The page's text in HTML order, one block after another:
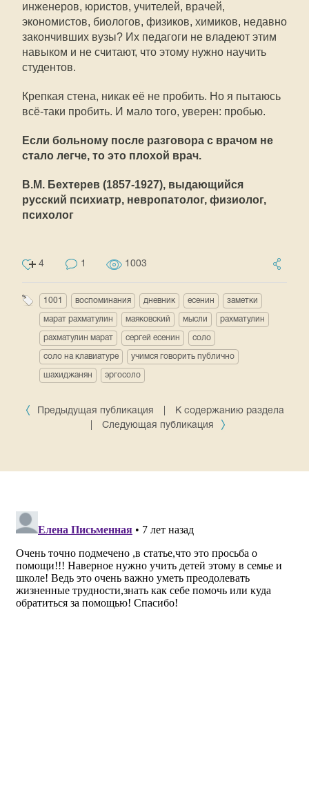
инженеров, юристов, учителей, врачей,
экономистов, биологов, физиков, химиков, недавно
закончивших вузы? Их педагоги не владеют этим
навыком и не считают, что этому нужно научить
студентов.
Крепкая стена, никак её не пробить. Но я пытаюсь
всё-таки пробить. И мало того, уверен: пробью.
Если больному после разговора с врачом не
стало легче, то это плохой врач.
В.М. Бехтерев (1857-1927), выдающийся
русский психиатр, невропатолог, физиолог,
психолог
4 1 1003
1001 воспоминания дневник есенин заметки
марат рахматулин маяковский мысли рахматулин
рахматулин марат сергей есенин соло
соло на клавиатуре учимся говорить публично
шахиджанян эргосоло
Предыдущая публикация
К содержанию раздела
Следующая публикация